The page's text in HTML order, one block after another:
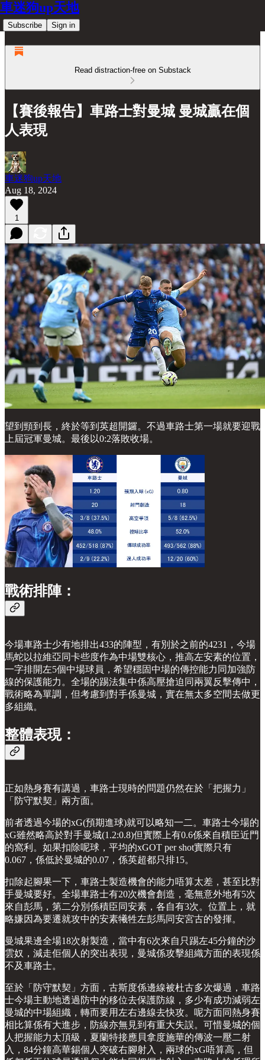
車迷狗up天地
Subscribe Sign in
Read distraction-free on Substack
【賽後報告】車路士對曼城 曼城贏在個
人表現
車迷狗up天地
Aug 18, 2024
1
望到頸到長，終於等到英超開鑼。不過車路士第一場就要迎戰
上屆冠軍曼城。最後以0:2落敗收場。
戰術排陣：
今場車路士少有地排出433的陣型，有別於之前的4231，今場
馬蛇以拉維亞同卡些度作為中場雙核心，推高左安素的位置，
一字排開左5個中場球員，希望穩固中場的傳控能力同加強防
線的保護能力。全場的踢法集中係高壓搶迫同兩翼反擊傳中，
戰術略為單調，但考慮到對手係曼城，實在無太多空間去做更
多組織。
整體表現：
正如熱身賽有講過，車路士現時的問題仍然在於「把握力」
「防守默契」兩方面。
前者透過今場的xG(預期進球)就可以略知一二。車路士今場的
xG雖然略高於對手曼城(1.2:0.8)但實際上有0.6係來自積臣近門
的窩利。如果扣除呢球，平均的xGOT per shot實際只有
0.067，係低於曼城的0.07，係英超都只排15。
扣除起腳果一下，車路士製造機會的能力唔算太差，甚至比對
手曼城要好。全場車路士有20次機會創造，毫無意外地有5次
來自彭馬，第二分別係積臣同安素，各自有3次。位置上，就
略嫌因為要遷就攻中的安素犧牲左彭馬同安宮古的發揮。
曼城果邊全場18次射製造，當中有6次來自只踢左45分鐘的沙
雲奴，減走佢個人的突出表現，曼城係攻擊組織方面的表現係
不及車路士。
至於「防守默契」方面，古斯度係邊線被杜古多次爆過，車路
士今場主動地透過防中的移位去保護防線，多少有成功減弱左
曼城的中場組織，轉而要用左右邊線去快攻。呢方面同熱身賽
相比算係有大進步，防線亦無見到有重大失誤。可惜曼城的個
人把握能力太頂級，夏蘭特接應貝拿度施華的傳波一壓二射
入，84分鐘高華錫個人突破右腳射入，兩球的xG唔算高，但